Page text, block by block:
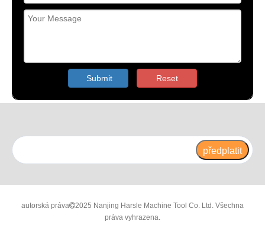
Submit Reset
předplatit
autorská práva2025 Nanjing Harsle Machine Tool Co. Ltd. Všechna
práva vyhrazena.